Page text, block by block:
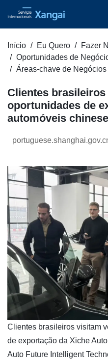
Início Eu Quero
Fazer
Oportunidades de
Áreas-chave de Negócios
Clientes
oportunidades de
automóveis
​Clientes brasileiros visitam
de exportação da Xiche
Auto Future Intelligent